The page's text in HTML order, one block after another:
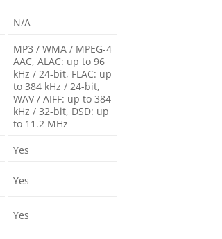
N/A
MP3 / WMA / MPEG-4
AAC, ALAC: up to 96
kHz / 24-bit, FLAC: up
to 384 kHz / 24-bit,
WAV / AIFF: up to 384
kHz / 32-bit, DSD: up
to 11.2 MHz
Yes
Yes
Yes